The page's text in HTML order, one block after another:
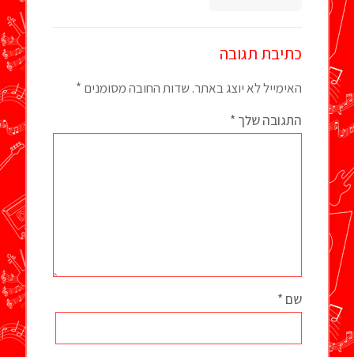
כתיבת תגובה
האימייל לא יוצג באתר. שדות החובה מסומנים *
התגובה שלך *
שם *